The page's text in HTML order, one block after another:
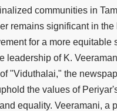
communities in
remains significant in the
for a more equitable
leadership of K.
"Viduthalai," the
the values of
equality. Veeramani, a